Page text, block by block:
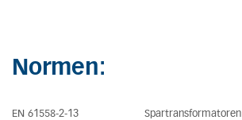
Normen:
EN 61558-2-13
Spartransformatoren